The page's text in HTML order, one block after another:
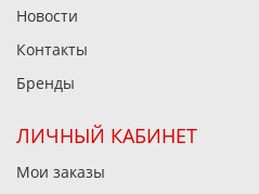
Новости
Контакты
Бренды
ЛИЧНЫЙ КАБИНЕТ
Мои заказы